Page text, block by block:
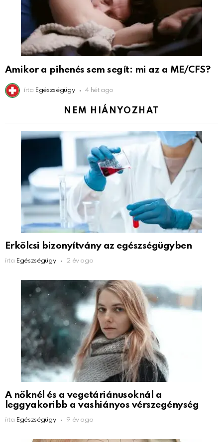
Amikor a pihenés sem segít: mi az a ME/CFS?
írta Egészségügy 4 hét ago
NEM HIÁNYOZHAT
Erkölcsi bizonyítvány az egészségügyben
írta Egészségügy 2 év ago
A nőknél és a vegetáriánusoknál a
leggyakoribb a vashiányos vérszegénység
írta Egészségügy 9 év ago